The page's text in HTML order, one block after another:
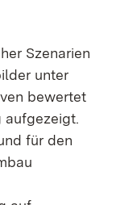
Szenarien
unter
bewertet
aufgezeigt.
für den